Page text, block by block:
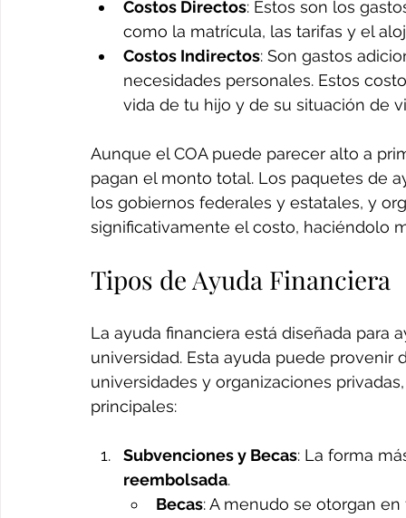
Costos Directos: Estos son los
como la matrícula, las tarifas y el
Costos Indirectos: Son gastos
necesidades personales. Estos
vida de tu hijo y de su situación de
Aunque el COA puede parecer alto a
pagan el monto total. Los paquetes de
los gobiernos federales y estatales, y
significativamente el costo, haciéndolo
Tipos de Ayuda Financiera
La ayuda financiera está diseñada para
universidad. Esta ayuda puede
universidades y organizaciones
principales:
Subvenciones y Becas: La forma
reembolsada.
Becas: A menudo se otorgan